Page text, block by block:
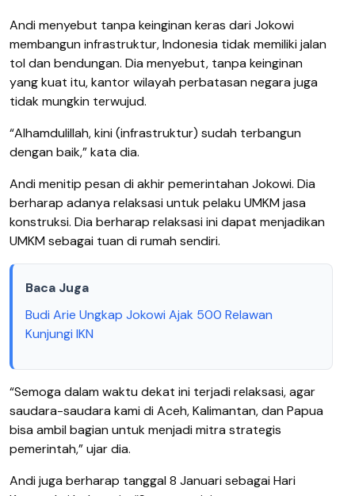
Andi menyebut tanpa keinginan keras dari Jokowi
membangun infrastruktur, Indonesia tidak memiliki jalan
tol dan bendungan. Dia menyebut, tanpa keinginan
yang kuat itu, kantor wilayah perbatasan negara juga
tidak mungkin terwujud.
“Alhamdulillah, kini (infrastruktur) sudah terbangun
dengan baik,” kata dia.
Andi menitip pesan di akhir pemerintahan Jokowi. Dia
berharap adanya relaksasi untuk pelaku UMKM jasa
konstruksi. Dia berharap relaksasi ini dapat menjadikan
UMKM sebagai tuan di rumah sendiri.
Baca Juga
Budi Arie Ungkap Jokowi Ajak 500 Relawan
Kunjungi IKN
“Semoga dalam waktu dekat ini terjadi relaksasi, agar
saudara-saudara kami di Aceh, Kalimantan, dan Papua
bisa ambil bagian untuk menjadi mitra strategis
pemerintah,” ujar dia.
Andi juga berharap tanggal 8 Januari sebagai Hari